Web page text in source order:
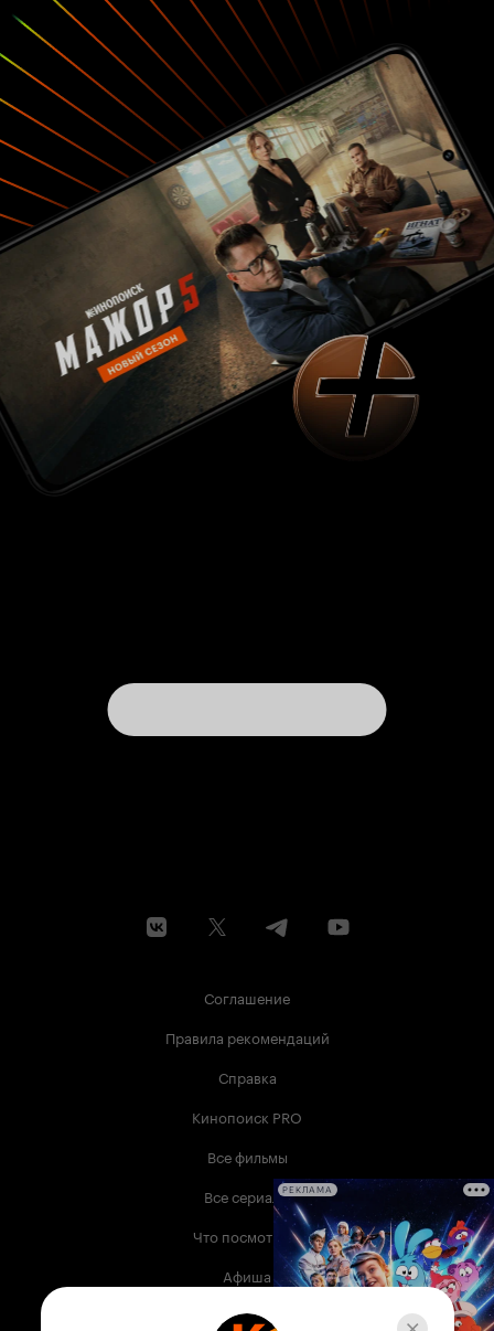
Соглашение
Правила рекомендаций
Справка
Кинопоиск PRO
Все фильмы
Все сериалы
Что посмотреть
Афиша
Музыка
РЕКЛАМА